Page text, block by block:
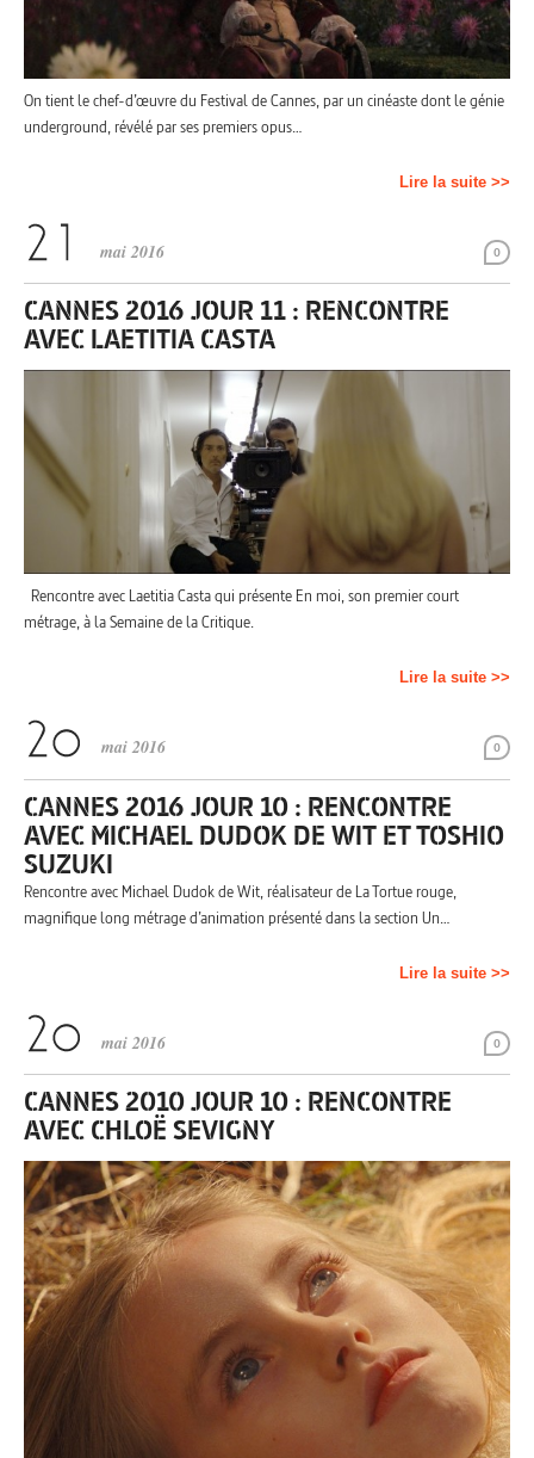
On tient le chef-d’œuvre du Festival de Cannes, par un cinéaste dont le génie
underground, révélé par ses premiers opus…
Lire la suite >>
0
mai 2016
CANNES 2016 JOUR 11 : RENCONTRE
AVEC LAETITIA CASTA
Rencontre avec Laetitia Casta qui présente En moi, son premier court
métrage, à la Semaine de la Critique.
Lire la suite >>
0
mai 2016
CANNES 2016 JOUR 10 : RENCONTRE
AVEC MICHAEL DUDOK DE WIT ET TOSHIO
SUZUKI
Rencontre avec Michael Dudok de Wit, réalisateur de La Tortue rouge,
magnifique long métrage d’animation présenté dans la section Un…
Lire la suite >>
0
mai 2016
CANNES 2010 JOUR 10 : RENCONTRE
AVEC CHLOË SEVIGNY